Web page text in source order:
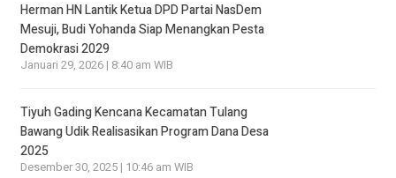
Herman HN Lantik Ketua DPD Partai NasDem
Mesuji, Budi Yohanda Siap Menangkan Pesta
Demokrasi 2029
Januari 29, 2026 | 8:40 am WIB
Tiyuh Gading Kencana Kecamatan Tulang
Bawang Udik Realisasikan Program Dana Desa
2025
Desember 30, 2025 | 10:46 am WIB